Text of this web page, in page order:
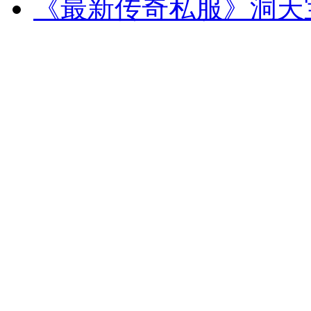
《最新传奇私服》洞